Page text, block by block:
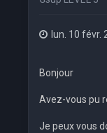
lun. 10 févr.
Bonjour
Avez-vous pu
Je peux vous